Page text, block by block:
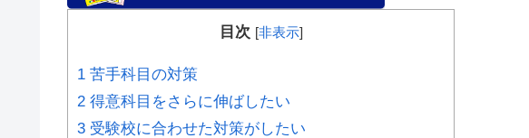
目次 [非表示]
1 苦手科目の対策
2 得意科目をさらに伸ばしたい
3 受験校に合わせた対策がしたい